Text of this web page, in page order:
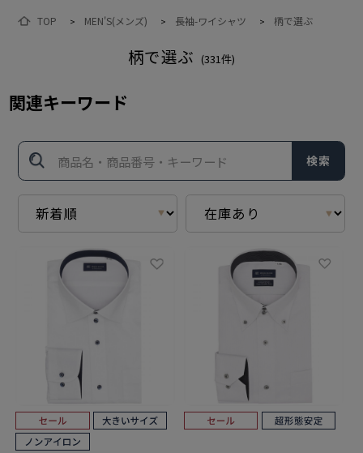
TOP > MEN'S(メンズ) > 長袖-ワイシャツ > 柄で選ぶ
柄で選ぶ (331件)
関連キーワード
検索